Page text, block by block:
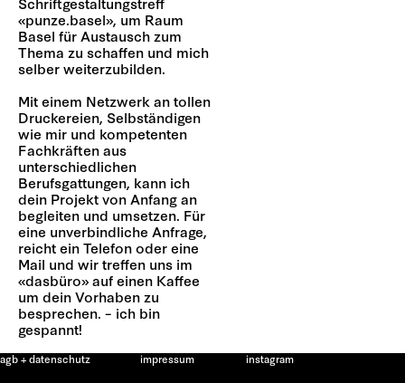
«punze.basel», um Raum
Basel für Austausch zum
Thema zu schaffen und mich
selber weiterzubilden.
Mit einem Netzwerk an tollen
Druckereien, Selbständigen
wie mir und kompetenten
Fachkräften aus
unterschiedlichen
Berufsgattungen, kann ich
dein Projekt von Anfang an
begleiten und umsetzen. Für
eine unverbindliche Anfrage,
reicht ein Telefon oder eine
Mail und wir treffen uns im
«dasbüro» auf einen Kaffee
um dein Vorhaben zu
besprechen. – ich bin
gespannt!
agb + datenschutz impressum instagram